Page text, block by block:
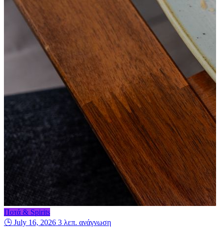
Ποτά & Spirits
🕒 July 16, 2026 3 λεπ. ανάγνωση